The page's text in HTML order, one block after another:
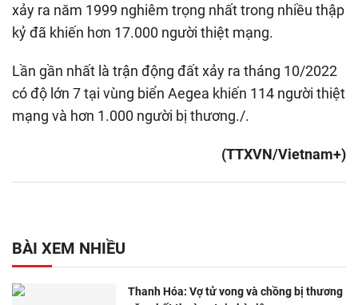
xảy ra năm 1999 nghiêm trọng nhất trong nhiều thập
kỷ đã khiến hơn 17.000 người thiệt mạng.
Lần gần nhất là trận động đất xảy ra tháng 10/2022
có độ lớn 7 tại vùng biển Aegea khiến 114 người thiệt
mạng và hơn 1.000 người bị thương./.
(TTXVN/Vietnam+)
BÀI XEM NHIỀU
Thanh Hóa: Vợ tử vong và chồng bị thương